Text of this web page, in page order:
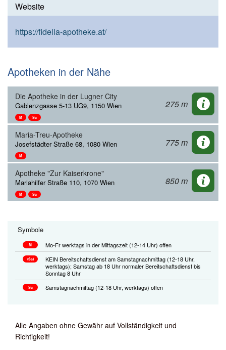
Website
https://fidelia-apotheke.at/
Apotheken in der Nähe
Die Apotheke in der Lugner City
Gablenzgasse 5-13 UG9, 1150 Wien
M Sa
275 m
Maria-Treu-Apotheke
Josefstädter Straße 68, 1080 Wien
M
775 m
Apotheke "Zur Kaiserkrone"
Mariahilfer Straße 110, 1070 Wien
M Sa
850 m
Symbole
M Mo-Fr werktags in der Mittagszeit (12-14 Uhr) offen
(Sa)
KEIN Bereitschaftsdienst am Samstagnachmittag (12-18 Uhr,
werktags); Samstag ab 18 Uhr normaler Bereitschaftsdienst bis
Sonntag 8 Uhr
Sa Samstagnachmittag (12-18 Uhr, werktags) offen
Alle Angaben ohne Gewähr auf Vollständigkeit und
Richtigkeit!